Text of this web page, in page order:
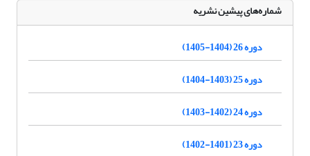
شماره‌های پیشین نشریه
دوره 26 (1404-1405)
دوره 25 (1403-1404)
دوره 24 (1402-1403)
دوره 23 (1401-1402)